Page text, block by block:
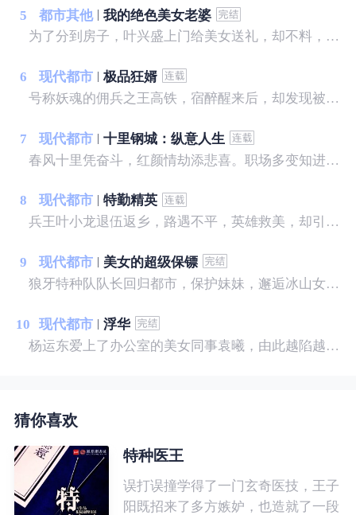
5 都市其他
我的绝色美女老婆
为了分到房子，叶兴盛上门给美女送礼，却不料，美女喝醉了酒，而且家里就她一人。叶兴盛没料到，这次送礼过后，他的命运彻底改变了.......
6 现代都市
极品狂婿
号称妖魂的佣兵之王高铁，宿醉醒来后，却发现被绑在铁椅子上，被一个陌生的美女，拿小皮鞭狠抽——
7 现代都市
十里钢城：纵意人生
春风十里凭奋斗，红颜情劫添悲喜。职场多变知进退，化茧成蝶步青云。关山月机缘巧合救了公司副总的媳妇，凭借自身地努力和美女姐姐的帮助，从此开始了巅峰之路。
8 现代都市
特勤精英
兵王叶小龙退伍返乡，路遇不平，英雄救美，却引来不明势力的疯狂报复，且看他如何反击，纵横都市，闯出自己的一片天空。
9 现代都市
美女的超级保镖
狼牙特种队队长回归都市，保护妹妹，邂逅冰山女神，斗日本天才，灭黑暗势力，建造商业帝国，谱写一曲轰轰烈烈的都市大风歌！
10 现代都市
浮华
杨运东爱上了办公室的美女同事袁曦，由此越陷越深……
猜你喜欢
特种医王
误打误撞学得了一门玄奇医技，王子
阳既招来了多方嫉妒，也造就了一段